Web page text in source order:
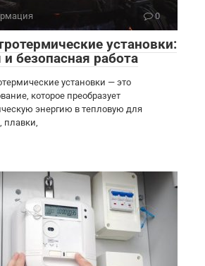
0
установки:
безопасная работа
установки — это
которое преобразует
энергию в тепловую для
плавки,